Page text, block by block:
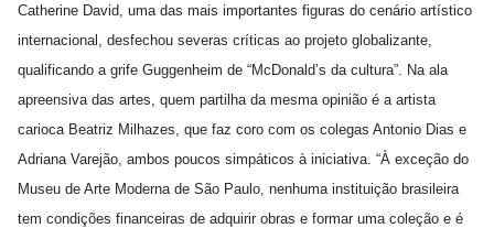
Catherine David, uma das mais importantes figuras do cenário artístico
internacional, desfechou severas críticas ao projeto globalizante,
qualificando a grife Guggenheim de “McDonald’s da cultura”. Na ala
apreensiva das artes, quem partilha da mesma opinião é a artista
carioca Beatriz Milhazes, que faz coro com os colegas Antonio Dias e
Adriana Varejão, ambos poucos simpáticos à iniciativa. “À exceção do
Museu de Arte Moderna de São Paulo, nenhuma instituição brasileira
tem condições financeiras de adquirir obras e formar uma coleção e é